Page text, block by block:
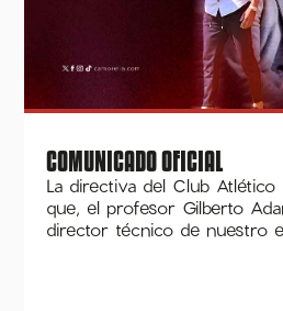
COMUNICADO OFICIAL
La directiva del Club
que, el profesor Gilberto
director técnico de nuestro